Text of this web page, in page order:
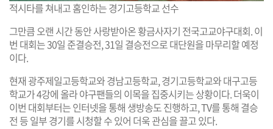
적시타를 쳐내고 홈인하는 경기고등학교 선수
그만큼 오랜 시간 동안 사랑받아온 황금사자기 전국고교야구대회. 이
번 대회는 30일 준결승전, 31일 결승전으로 대단원을 마무리할 예정
이다.
현재 광주제일고등학교와 경남고등학교, 경기고등학교와 대구고등
학교가 4강에 올라 야구팬들의 이목을 집중시키는 상황이다. 더욱이
이번 대회부터는 인터넷을 통해 생방송도 진행하고, TV를 통해 결승
전 등 일부 경기를 시청할 수 있어 더욱 관심을 끌고 있다.